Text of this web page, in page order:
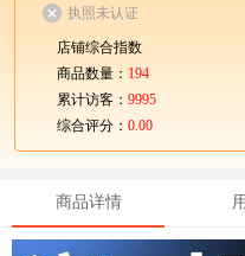
执照未认证
店铺综合指数
商品数量： 194
累计访客： 9995
综合评分： 0.00
商品详情